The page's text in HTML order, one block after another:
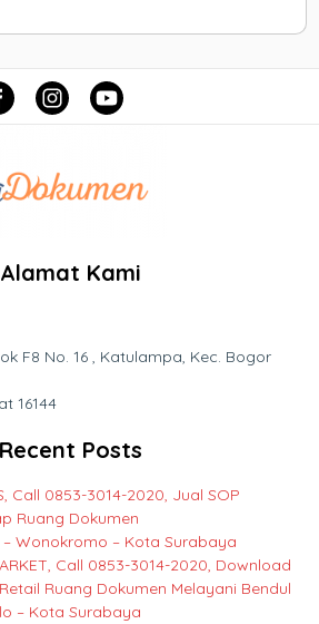
Alamat Kami
F8 No. 16 , Katulampa, Kec. Bogor
16144
Recent Posts
Call 0853-3014-2020, Jual SOP
Ruang Dokumen
Wonokromo – Kota Surabaya
Call 0853-3014-2020, Download
Ruang Dokumen Melayani Bendul
– Kota Surabaya